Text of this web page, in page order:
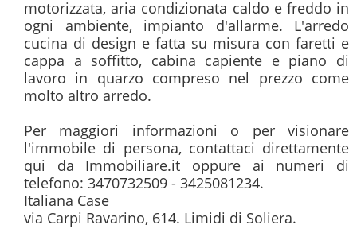
motorizzata, aria condizionata caldo e freddo in
ogni ambiente, impianto d'allarme. L'arredo
cucina di design e fatta su misura con faretti e
cappa a soffitto, cabina capiente e piano di
lavoro in quarzo compreso nel prezzo come
molto altro arredo.
Per maggiori informazioni o per visionare
l'immobile di persona, contattaci direttamente
qui da Immobiliare.it oppure ai numeri di
telefono: 3470732509 - 3425081234.
Italiana Case
via Carpi Ravarino, 614. Limidi di Soliera.